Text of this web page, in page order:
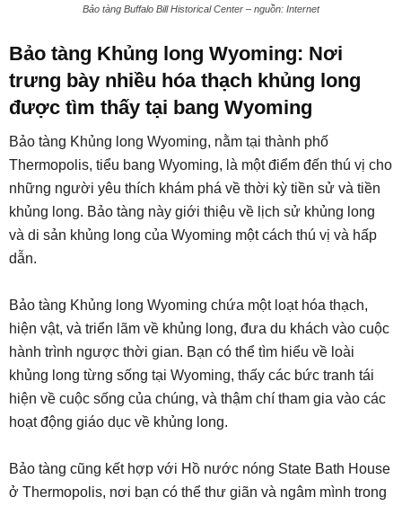
Bảo tàng Buffalo Bill Historical Center – nguồn: Internet
Bảo tàng Khủng long Wyoming: Nơi
trưng bày nhiều hóa thạch khủng long
được tìm thấy tại bang Wyoming
Bảo tàng Khủng long Wyoming, nằm tại thành phố
Thermopolis, tiểu bang Wyoming, là một điểm đến thú vị cho
những người yêu thích khám phá về thời kỳ tiền sử và tiền
khủng long. Bảo tàng này giới thiệu về lịch sử khủng long
và di sản khủng long của Wyoming một cách thú vị và hấp
dẫn.
Bảo tàng Khủng long Wyoming chứa một loạt hóa thạch,
hiện vật, và triển lãm về khủng long, đưa du khách vào cuộc
hành trình ngược thời gian. Bạn có thể tìm hiểu về loài
khủng long từng sống tại Wyoming, thấy các bức tranh tái
hiện về cuộc sống của chúng, và thậm chí tham gia vào các
hoạt động giáo dục về khủng long.
Bảo tàng cũng kết hợp với Hồ nước nóng State Bath House
ở Thermopolis, nơi bạn có thể thư giãn và ngâm mình trong